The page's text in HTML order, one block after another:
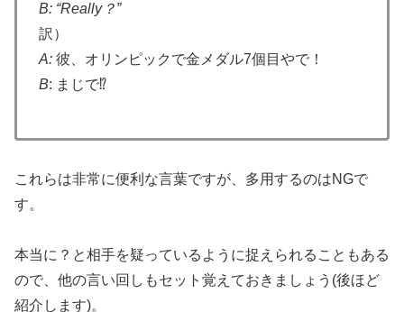
B: “Really？”
訳）
A: 彼、オリンピックで金メダル7個目やで！
B: まじで⁉
これらは非常に便利な言葉ですが、多用するのはNGで
す。
本当に？と相手を疑っているように捉えられることもある
ので、他の言い回しもセット覚えておきましょう(後ほど
紹介します)。